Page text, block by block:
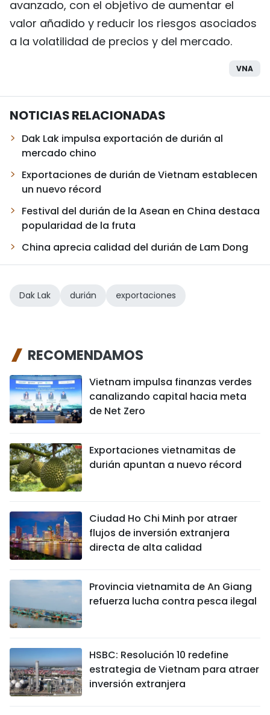
avanzado, con el objetivo de aumentar el
valor añadido y reducir los riesgos asociados
a la volatilidad de precios y del mercado.
VNA
NOTICIAS RELACIONADAS
Dak Lak impulsa exportación de durián al
mercado chino
Exportaciones de durián de Vietnam establecen
un nuevo récord
Festival del durián de la Asean en China destaca
popularidad de la fruta
China aprecia calidad del durián de Lam Dong
Dak Lak durián exportaciones
RECOMENDAMOS
Vietnam impulsa finanzas verdes
canalizando capital hacia meta
de Net Zero
Exportaciones vietnamitas de
durián apuntan a nuevo récord
Ciudad Ho Chi Minh por atraer
flujos de inversión extranjera
directa de alta calidad
Provincia vietnamita de An Giang
refuerza lucha contra pesca ilegal
HSBC: Resolución 10 redefine
estrategia de Vietnam para atraer
inversión extranjera